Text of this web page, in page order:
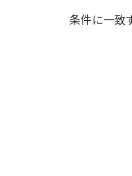
条件に一致